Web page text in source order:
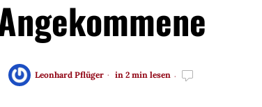
Leonhard Pflüger in 2 min lesen